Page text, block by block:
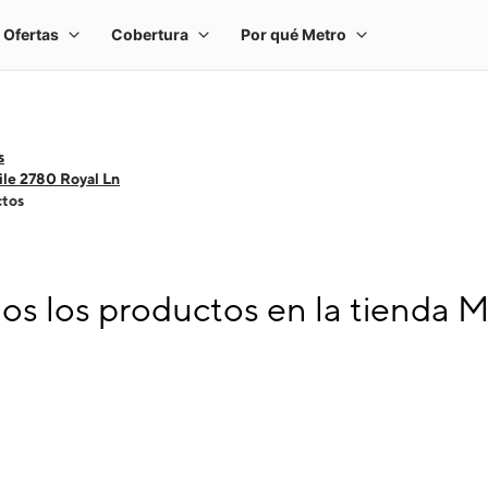
2780 Royal Ln
los productos en la tienda